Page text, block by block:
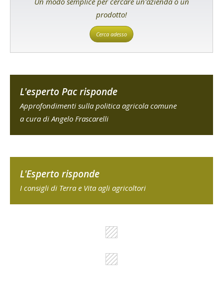
prodotto!
Cerca adesso
L'esperto Pac risponde
Approfondimenti sulla politica agricola comune
a cura di Angelo Frascarelli
L'Esperto risponde
I consigli di Terra e Vita agli agricoltori